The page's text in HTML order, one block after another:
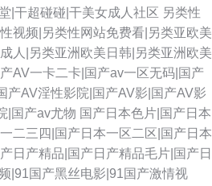
|干超碰碰|干美女成人社区 另类性
视频|另类性网站免费看|另类亚欧美
人|另类亚洲欧美日韩|另类亚洲欧美
AV一卡二卡|国产av一区无码|国产
产AV淫性影院|国产AV影|国产AV影
|国产av尤物 国产日本色片|国产日本
二三四|国产日本一区二区|国产日本
日产精品|国产日产精品毛片|国产日
|91国产黑丝电影|91国产激情视